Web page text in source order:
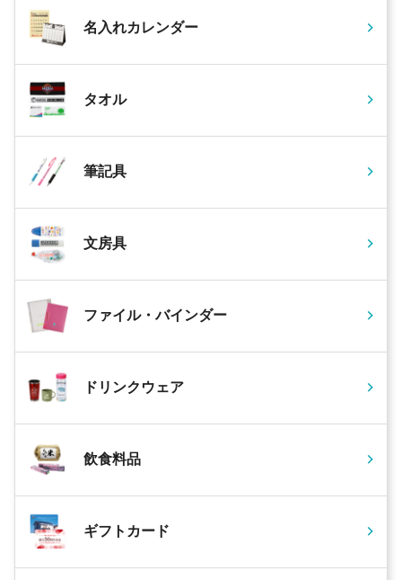
名入れカレンダー
タオル
筆記具
文房具
ファイル・バインダー
ドリンクウェア
飲食料品
ギフトカード